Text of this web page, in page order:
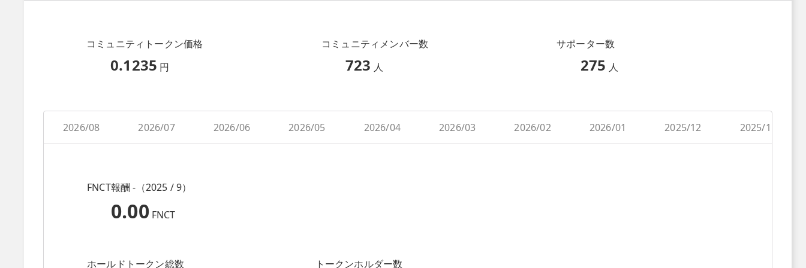
コミュニティトークン価格
0.1235 円
コミュニティメンバー数
723 人
サポーター数
275 人
2026/08 2026/07 2026/06 2026/05 2026/04 2026/03 2026/02 2026/01 2025/12 2025/11
FNCT報酬 -（2025 / 9）
0.00 FNCT
ホールドトークン総数 トークンホルダー数